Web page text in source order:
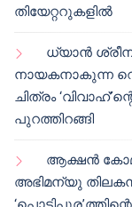
തിയേറ്ററുകളിൽ
ധ്യാൻ
നായകനാകുന്ന
ചിത്രം
പുറത്തിറങ്ങി
ആക്ഷൻ
അഭിമന്യു